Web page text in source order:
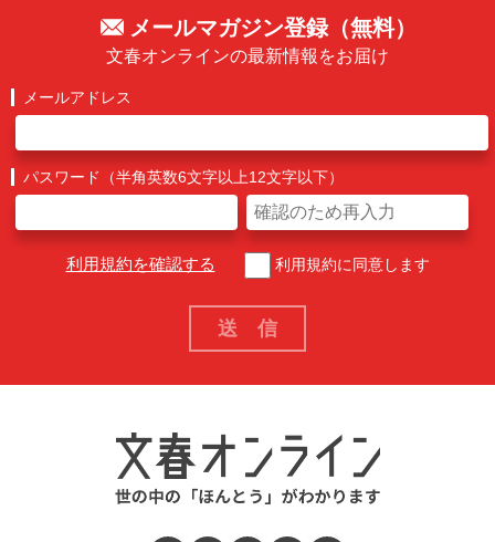
メールマガジン登録（無料）
文春オンラインの最新情報をお届け
メールアドレス
パスワード（半角英数6文字以上12文字以下）
利用規約を確認する 利用規約に同意します